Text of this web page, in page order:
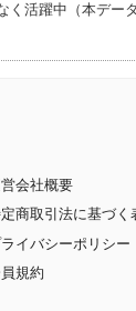
く活躍中（本デー
会社概要
商取引法に基づく
イバシーポリシー
規約